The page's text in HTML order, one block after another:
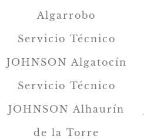
Algarrobo
Servicio Técnico
JOHNSON Algatocín
Servicio Técnico
JOHNSON Alhaurín
de la Torre